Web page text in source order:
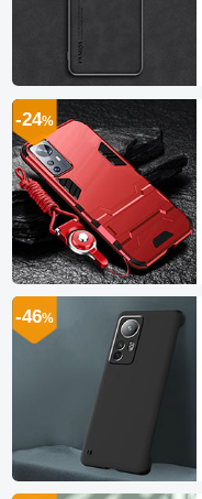
-24%
-46%